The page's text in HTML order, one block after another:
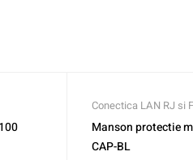
Conectica LAN RJ si
Manson protectie
CAP-BL